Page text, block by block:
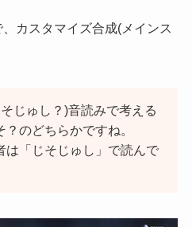
カスタマイズ合成(メインス
じゅし？)音読みで考える
のどちらかですね。
は「じそじゅし」で読んで